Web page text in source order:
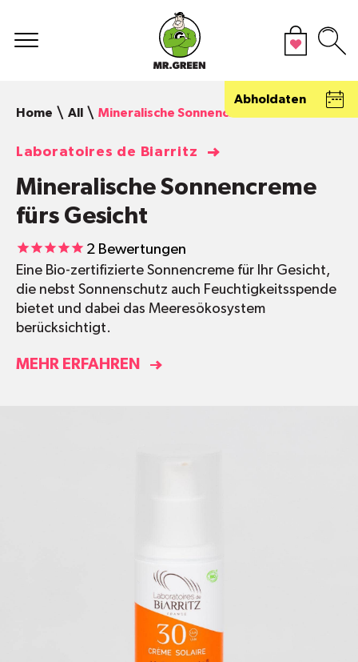
Abholdaten
Home
All Mineralische Sonnencreme fürs Gesicht
Laboratoires de Biarritz
Mineralische Sonnencreme
fürs Gesicht
2 Bewertungen
Eine Bio-zertifizierte Sonnencreme für Ihr Gesicht,
die nebst Sonnenschutz auch Feuchtigkeitsspende
bietet und dabei das Meeresökosystem
berücksichtigt.
MEHR ERFAHREN